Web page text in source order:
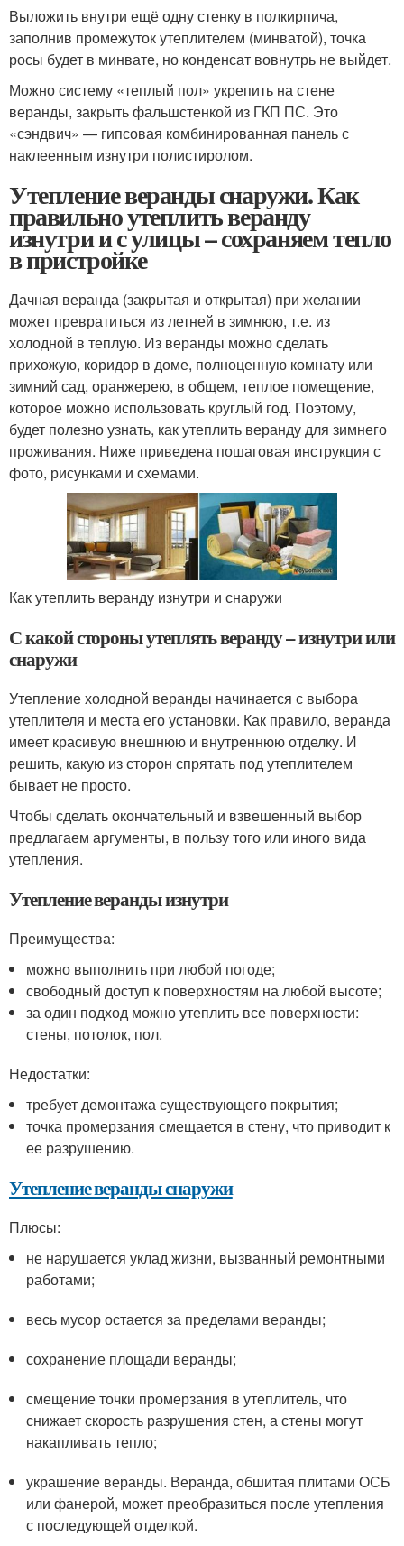
Выложить внутри ещё одну стенку в полкирпича,
заполнив промежуток утеплителем (минватой), точка
росы будет в минвате, но конденсат вовнутрь не выйдет.
Можно систему «теплый пол» укрепить на стене
веранды, закрыть фальшстенкой из ГКП ПС. Это
«сэндвич» — гипсовая комбинированная панель с
наклеенным изнутри полистиролом.
Утепление веранды снаружи. Как
правильно утеплить веранду
изнутри и с улицы – сохраняем тепло
в пристройке
Дачная веранда (закрытая и открытая) при желании
может превратиться из летней в зимнюю, т.е. из
холодной в теплую. Из веранды можно сделать
прихожую, коридор в доме, полноценную комнату или
зимний сад, оранжерею, в общем, теплое помещение,
которое можно использовать круглый год. Поэтому,
будет полезно узнать, как утеплить веранду для зимнего
проживания. Ниже приведена пошаговая инструкция с
фото, рисунками и схемами.
Как утеплить веранду изнутри и снаружи
С какой стороны утеплять веранду – изнутри или
снаружи
Утепление холодной веранды начинается с выбора
утеплителя и места его установки. Как правило, веранда
имеет красивую внешнюю и внутреннюю отделку. И
решить, какую из сторон спрятать под утеплителем
бывает не просто.
Чтобы сделать окончательный и взвешенный выбор
предлагаем аргументы, в пользу того или иного вида
утепления.
Утепление веранды изнутри
Преимущества:
можно выполнить при любой погоде;
свободный доступ к поверхностям на любой высоте;
за один подход можно утеплить все поверхности:
стены, потолок, пол.
Недостатки:
требует демонтажа существующего покрытия;
точка промерзания смещается в стену, что приводит к
ее разрушению.
Утепление веранды снаружи
Плюсы:
не нарушается уклад жизни, вызванный ремонтными
работами;
весь мусор остается за пределами веранды;
сохранение площади веранды;
смещение точки промерзания в утеплитель, что
снижает скорость разрушения стен, а стены могут
накапливать тепло;
украшение веранды. Веранда, обшитая плитами ОСБ
или фанерой, может преобразиться после утепления
с последующей отделкой.